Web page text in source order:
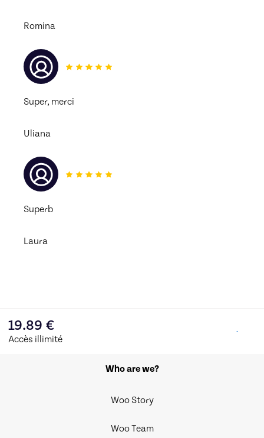
Romina
Super, merci
Uliana
Superb
Laura
19.89 €
Accès illimité
Who are we?
Woo Story
Woo Team